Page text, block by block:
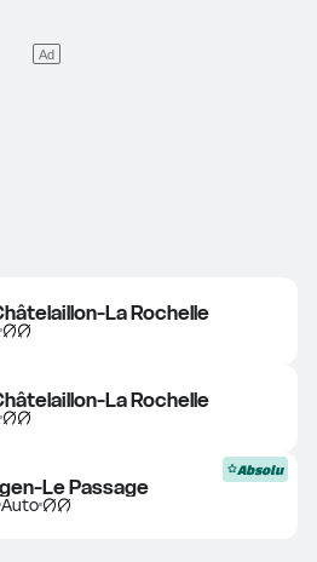
La Rochelle
La Rochelle
Le Passage
Auto
Absolu